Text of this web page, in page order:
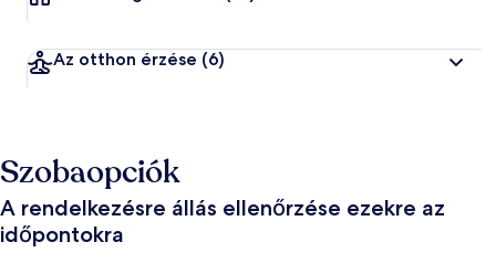
Az otthon érzése (6)
Szobaopciók
A rendelkezésre állás ellenőrzése ezekre az
időpontokra